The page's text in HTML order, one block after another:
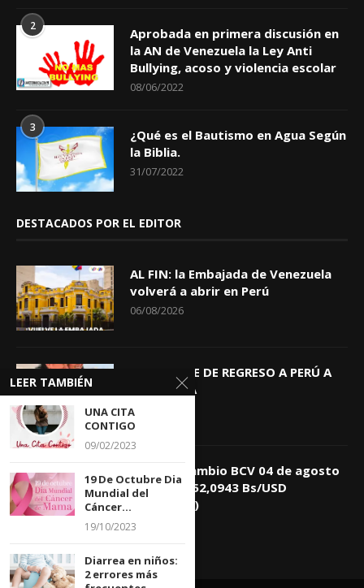
2
Aprobada en primera discusión en
la AN de Venezuela la Ley Anti
Bullying, acoso y violencia escolar
08/06/2022
3
¿Qué es el Bautismo en Agua Según
la Biblia.
31/07/2022
DESTACADOS POR EL EDITOR
AL FIN: la Embajada de Venezuela
volverá a abrir en Perú
06/08/2026
KEIKO TRAE DE REGRESO A PERÚ A
GIOVANNA
04/08/2026
Tasa de Cambio BCV 04 de agosto
de 2026: 752,0943 Bs/USD
(+0,4418%)
04/08/2026
LEER TAMBIÉN
UNA CITA
CONTIGO
09/02/2023
19 De Octubre Dia
Mundial del
Cáncer...
19/10/2023
Diarrea en niños:
2 errores más